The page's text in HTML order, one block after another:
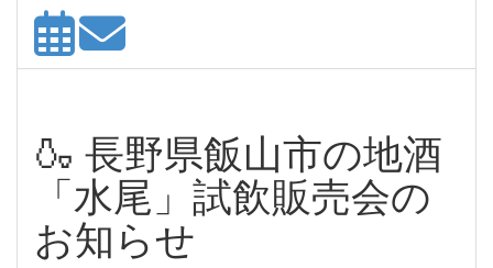
🍶 長野県飯山市の地酒
「水尾」試飲販売会の
お知らせ